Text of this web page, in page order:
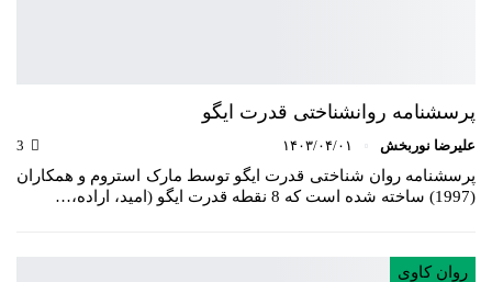
پرسشنامه روانشناختی قدرت ایگو
علیرضا نوربخش ۱۴۰۳/۰۴/۰۱
پرسشنامه روان شناختی قدرت ایگو توسط مارک استروم و همکاران
(1997) ساخته شده است که 8 نقطه قدرت ایگو (امید، اراده،…
روان کاوی